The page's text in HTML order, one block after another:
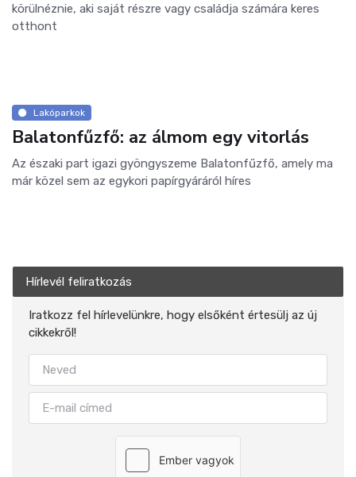
körülnéznie, aki saját részre vagy családja számára keres
otthont
Lakóparkok
Balatonfűzfő: az álmom egy vitorlás
Az északi part igazi gyöngyszeme Balatonfűzfő, amely ma
már közel sem az egykori papírgyáráról híres
Hírlevél feliratkozás
Iratkozz fel hírlevelünkre, hogy elsőként értesülj az új
cikkekről!